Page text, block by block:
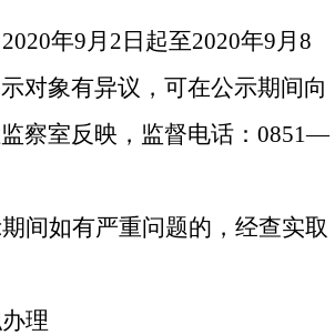
年9月2日起至2020年9月8
对象有异议，可在公示期间向
察室反映，监督电话：0851—
间如有严重问题的，经查实取
理